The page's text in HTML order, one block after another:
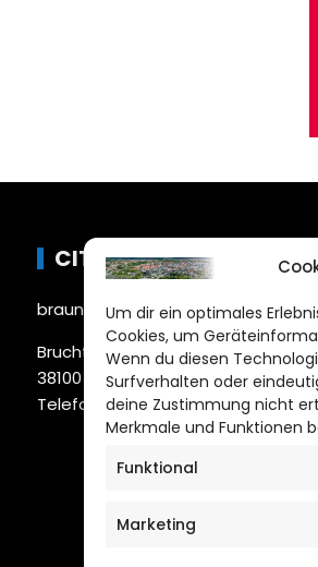
Um dir ein optimales
Cookies, um
Wenn du diesen
Surfverhalten oder
deine Zustimmung nicht
Merkmale und Funktionen
Funktional
Marketing
CITYLIFE!
braunschweig@citylifemedien.de
Bruchtorwall 12
38100 Braunschweig
Telefon: 0531 387220 – 65